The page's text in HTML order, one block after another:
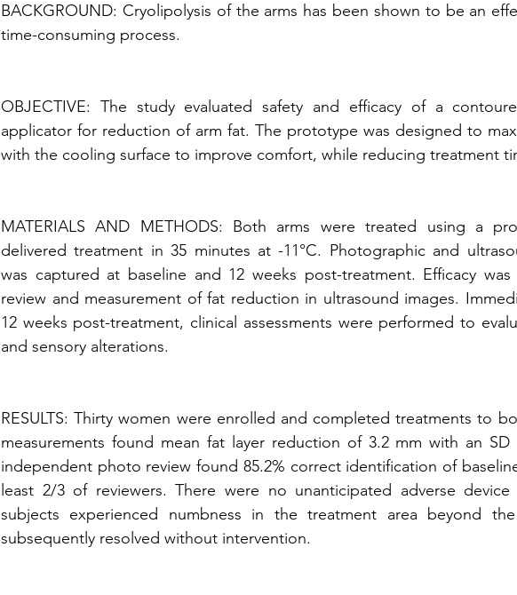
BACKGROUND: Cryolipolysis of the arms has been shown to be an
time-consuming process.
OBJECTIVE: The study evaluated safety and efficacy of a
applicator for reduction of arm fat. The prototype was designed to
with the cooling surface to improve comfort, while reducing treatment
MATERIALS AND METHODS: Both arms were treated using a
delivered treatment in 35 minutes at -11°C. Photographic and
was captured at baseline and 12 weeks post-treatment. Efficacy
review and measurement of fat reduction in ultrasound images.
12 weeks post-treatment, clinical assessments were performed to
and sensory alterations.
RESULTS: Thirty women were enrolled and completed treatments to
measurements found mean fat layer reduction of 3.2 mm with an
independent photo review found 85.2% correct identification of
least 2/3 of reviewers. There were no unanticipated adverse
subjects experienced numbness in the treatment area beyond
subsequently resolved without intervention.